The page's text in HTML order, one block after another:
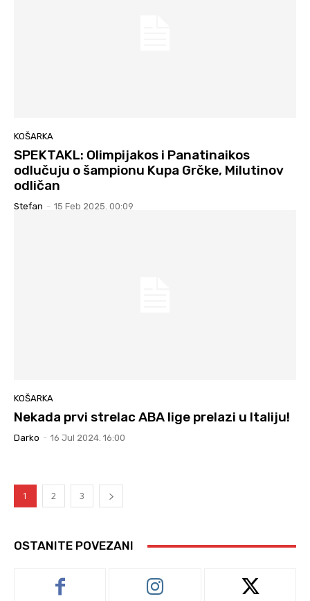
KOŠARKA
SPEKTAKL: Olimpijakos i Panatinaikos
odlučuju o šampionu Kupa Grčke, Milutinov
odličan
Stefan - 15 Feb 2025. 00:09
KOŠARKA
Nekada prvi strelac ABA lige prelazi u Italiju!
Darko - 16 Jul 2024. 16:00
1 2 3
OSTANITE POVEZANI